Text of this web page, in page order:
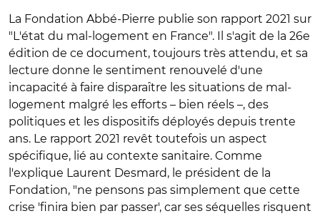
La Fondation Abbé-Pierre publie son rapport 2021 sur
"L'état du mal-logement en France". Il s'agit de la 26e
édition de ce document, toujours très attendu, et sa
lecture donne le sentiment renouvelé d'une
incapacité à faire disparaître les situations de mal-
logement malgré les efforts – bien réels –, des
politiques et les dispositifs déployés depuis trente
ans. Le rapport 2021 revêt toutefois un aspect
spécifique, lié au contexte sanitaire. Comme
l'explique Laurent Desmard, le président de la
Fondation, "ne pensons pas simplement que cette
crise 'finira bien par passer', car ses séquelles risquent